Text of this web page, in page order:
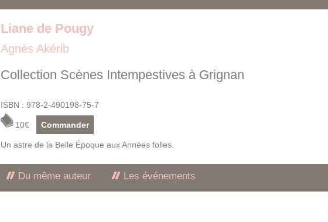
Liane de Pougy
Agnès Akérib
Collection Scènes Intempestives à Grignan
ISBN : 978-2-490198-75-7
10€ Commander
Un astre de la Belle Époque aux Années folles.
Du même auteur Les événements